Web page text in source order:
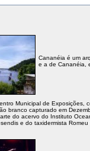
Cananéia é um
e a de Cananéia,
Municipal de Exposições,
branco capturado em
do acervo do Instituto
e do taxidermista Romeu